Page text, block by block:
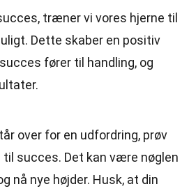
træner vi vores hjerne til
Dette skaber en positiv
fører til handling, og
over for en udfordring, prøv
til succes. Det kan være nøglen
nå nye højder. Husk, at din